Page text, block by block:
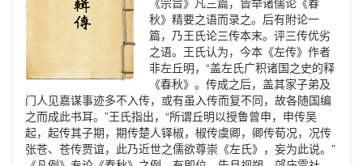
秋》精要之语而录之。后有附论一
篇，乃王氏论三传本末。评三传优劣
之语。王氏认为，今本《左传》作者
非左丘明，“盖左氏广积诸国之史的释
《春秋》。传成之后，盖其家子弟及
门人见嘉谋事迹多不入传，或有虽入传而复不同，故各随国编
之而成此书耳。”王氏指出，“所谓丘明以授鲁曾申，申传吴
起，起传其子期，期传楚人铎椒，椒传虞卿，卿传荀况，况传
张苍、苍传贾谊，此乃近世之儒欲尊崇《左氏》，妄为此说。”